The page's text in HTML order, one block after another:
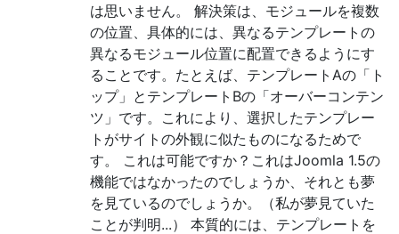
は思いません。 解決策は、モジュールを複数
の位置、具体的には、異なるテンプレートの
異なるモジュール位置に配置できるようにす
ることです。たとえば、テンプレートAの「ト
ップ」とテンプレートBの「オーバーコンテン
ツ」です。これにより、選択したテンプレー
トがサイトの外観に似たものになるためで
す。 これは可能ですか？これはJoomla 1.5の
機能ではなかったのでしょうか、それとも夢
を見ているのでしょうか。（私が夢見ていた
ことが判明...） 本質的には、テンプレートを